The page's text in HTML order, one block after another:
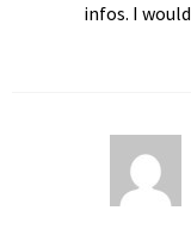
infos. I